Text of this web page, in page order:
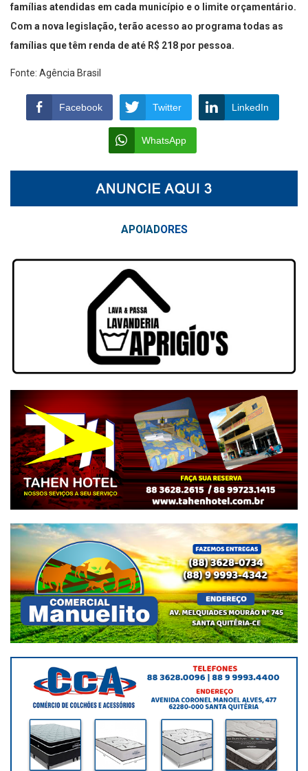
famílias atendidas em cada município e o limite orçamentário.
Com a nova legislação, terão acesso ao programa todas as
famílias que têm renda de até R$ 218 por pessoa.
Fonte: Agência Brasil
Facebook Twitter LinkedIn
WhatsApp
APOIADORES